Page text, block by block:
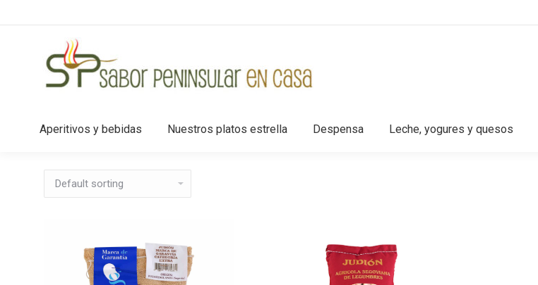
Aperitivos y bebidas Nuestros platos estrella Despensa Leche, yogures y quesos